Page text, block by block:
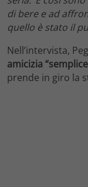
di bere e ad
quello è stato il
Nell’intervista,
amicizia
prende in giro la